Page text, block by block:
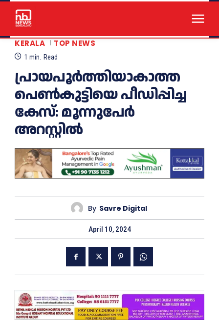
KERALA TOP NEWS
1 min. Read
പ്രായപൂര്‍ത്തിയാകാത്ത
പെണ്‍കുട്ടിയെ പീഡിപ്പിച്ച
കേസ്: മൂന്നുപേര്‍
അറസ്റ്റില്‍
By Savre Digital
April 10, 2024